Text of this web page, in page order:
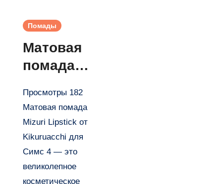
Помады
Матовая
помада
Lipstick от
Kikuruacc
hi для
Симс 4
Просмотры 182
Матовая помада
Mizuri Lipstick от
Kikuruacchi для
Симс 4 — это
великолепное
косметическое